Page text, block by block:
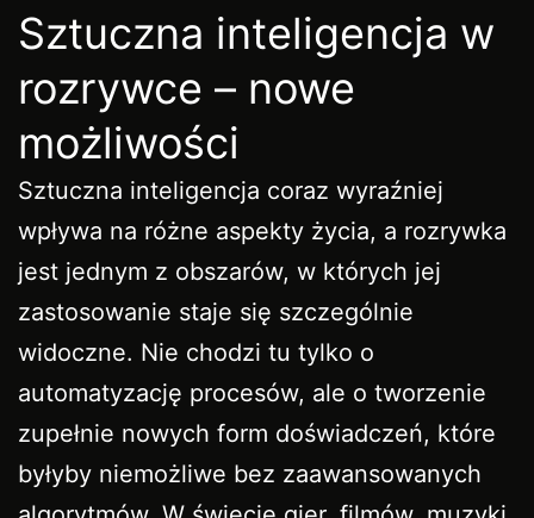
Sztuczna inteligencja w
rozrywce – nowe
możliwości
Sztuczna inteligencja coraz wyraźniej
wpływa na różne aspekty życia, a rozrywka
jest jednym z obszarów, w których jej
zastosowanie staje się szczególnie
widoczne. Nie chodzi tu tylko o
automatyzację procesów, ale o tworzenie
zupełnie nowych form doświadczeń, które
byłyby niemożliwe bez zaawansowanych